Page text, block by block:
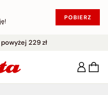
POBIERZ
229 zł